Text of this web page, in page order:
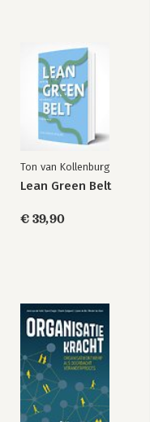
Ton van Kollenburg
Lean Green Belt
€ 39,90